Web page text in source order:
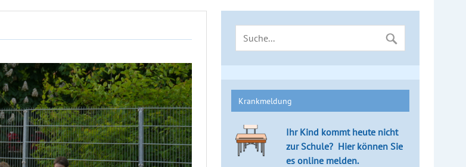
Krankmeldung
Ihr Kind kommt heute nicht
zur Schule? Hier können Sie
es online melden.